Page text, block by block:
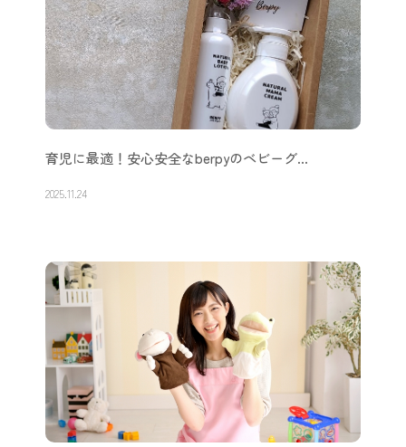
育児に最適！安心安全なberpyのベビーグ…
2025.11.24